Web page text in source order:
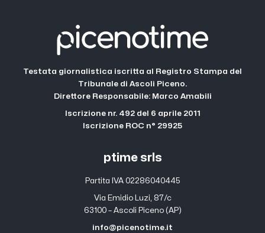
Testata giornalistica iscritta al Registro Stampa del
Tribunale di Ascoli Piceno.
Direttore Responsabile: Marco Amabili
Iscrizione nr. 492 del 6 aprile 2011
Iscrizione ROC n° 29925
ptime srls
Partita IVA 02286040445
Via Emidio Luzi, 87/c
63100 – Ascoli Piceno (AP)
info@picenotime.it